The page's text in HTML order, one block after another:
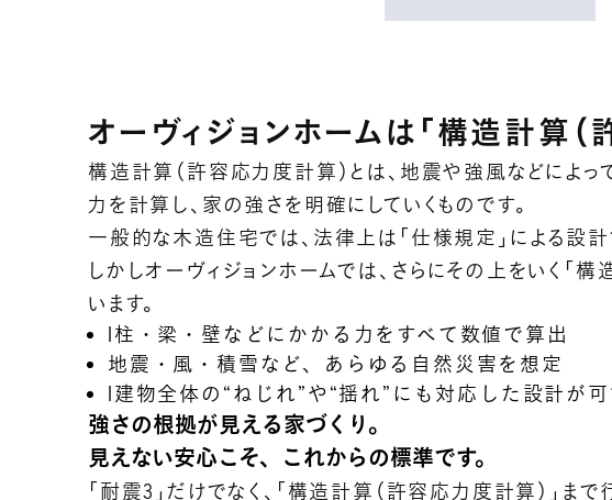
オーヴィジョンホームは「構造計算
構造計算（許容応力度計算）とは、地震や強風などによ
力を計算し、家の強さを明確にしていくものです。
一般的な木造住宅では、法律上は「仕様規定」による設計
しかしオーヴィジョンホームでは、さらにその上をいく「
います。
l柱・梁・壁などにかかる力をすべて数値で算出
地震・風・積雪など、あらゆる自然災害を想定
l建物全体の“ねじれ”や“揺れ”にも対応した設計が可
強さの根拠が見える家づくり。
見えない安心こそ、これからの標準です。
「耐震3」だけでなく、「構造計算（許容応力度計算）」ま